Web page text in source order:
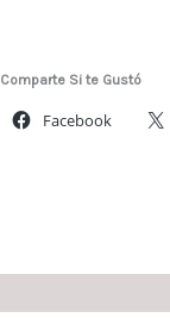
Comparte Si te Gustó
Facebook